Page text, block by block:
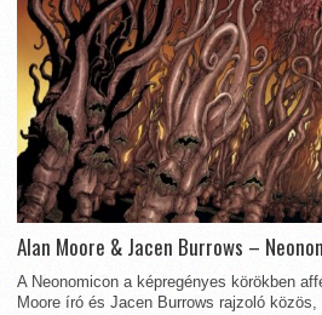
Alan Moore & Jacen Burrows –
A Neonomicon a képregényes körökben
Moore író és Jacen Burrows rajzoló